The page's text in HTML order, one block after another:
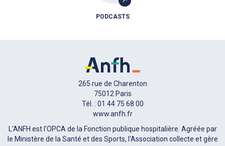
PODCASTS
265 rue de Charenton
75012 Paris
Tél. : 01 44 75 68 00
www.anfh.fr
L'ANFH est l'OPCA de la Fonction publique hospitalière. Agréée par
le Ministère de la Santé et des Sports, l'Association collecte et gère